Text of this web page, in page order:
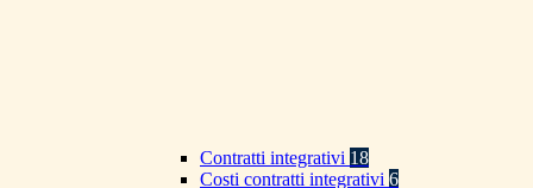
Contratti integrativi 18
Costi contratti integrativi 6